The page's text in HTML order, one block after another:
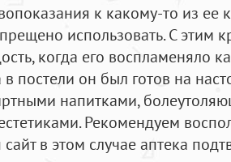
к какому-то из ее
использовать. С этим
когда его воспламеняло
постели он был готов на
напитками,
Рекомендуем
в этом случае аптека